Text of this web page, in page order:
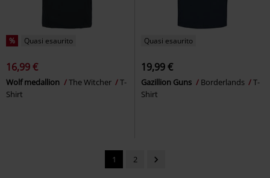
% Quasi esaurito
16,99 €
Wolf medallion The Witcher
T-
Shirt
Quasi esaurito
19,99 €
Gazillion Guns Borderlands
T-
Shirt
1 2